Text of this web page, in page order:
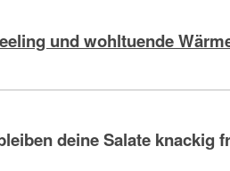
und wohltuende
deine Salate knackig